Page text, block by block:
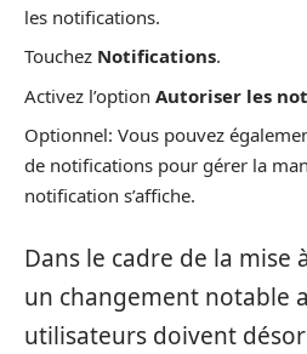
les notifications.
Touchez Notifications.
Activez l’option Autoriser les
Optionnel: Vous pouvez
de notifications pour gérer la
notification s’affiche.
Dans le cadre de la mise
un changement notable
utilisateurs doivent